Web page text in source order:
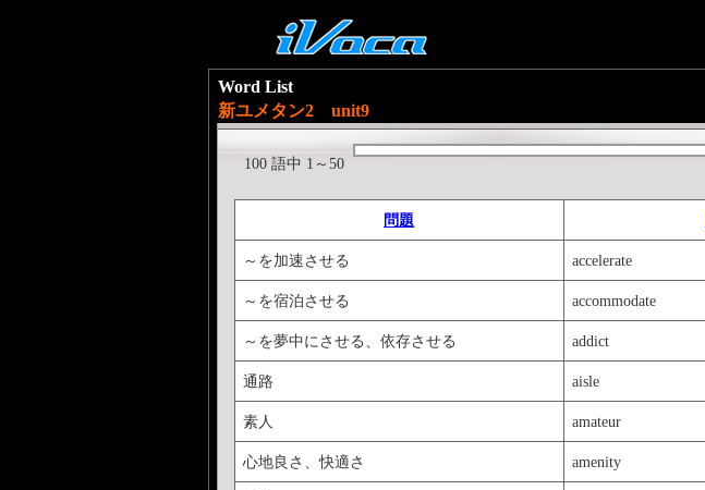
Word List
新ユメタン2 unit9
100 語中 1～50
問題
～を加速させる accelerate
～を宿泊させる accommodate
～を夢中にさせる、依存させる addict
通路 aisle
素人 amateur
心地良さ、快適さ amenity